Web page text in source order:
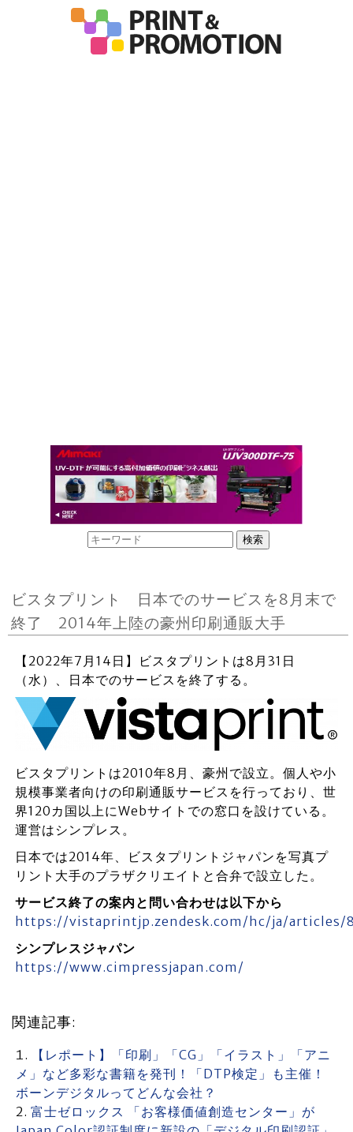
ビスタプリント 日本でのサービスを8月末で
終了 2014年上陸の豪州印刷通販大手
【2022年7月14日】ビスタプリントは8月31日
（水）、日本でのサービスを終了する。
ビスタプリントは2010年8月、豪州で設立。個人や小
規模事業者向けの印刷通販サービスを行っており、世
界120カ国以上にWebサイトでの窓口を設けている。
運営はシンプレス。
日本では2014年、ビスタプリントジャパンを写真プ
リント大手のプラザクリエイトと合弁で設立した。
サービス終了の案内と問い合わせは以下から
https://vistaprintjp.zendesk.com/hc/ja/articles/
シンプレスジャパン
https://www.cimpressjapan.com/
関連記事:
【レポート】「印刷」「CG」「イラスト」「アニ
メ」など多彩な書籍を発刊！「DTP検定」も主催！
ボーンデジタルってどんな会社？
富士ゼロックス 「お客様価値創造センター」が